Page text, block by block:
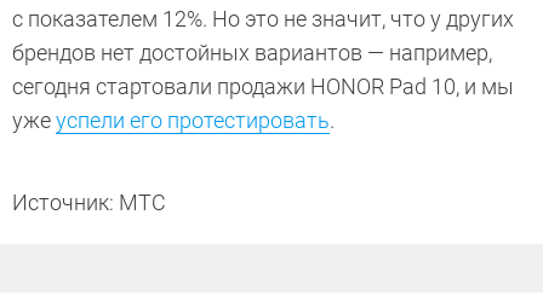
с показателем 12%. Но это не значит, что у других
брендов нет достойных вариантов — например,
сегодня стартовали продажи HONOR Pad 10, и мы
ужеуспели его протестировать.
Источник: МТС